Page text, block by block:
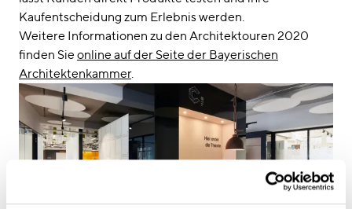
Kaufentscheidung zum Erlebnis werden.
Weitere Informationen zu den Architektouren 2020
finden Sie online auf der Seite der Bayerischen
Architektenkammer.